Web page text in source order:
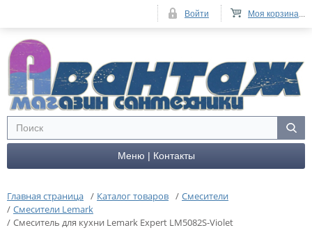
Меню | Контакты
Главная страница / Каталог товаров / Смесители
/ Смесители Lemark
/ Cмеситель для кухни Lemark Expert LM5082S-Violet
Моя корзина...
Войти